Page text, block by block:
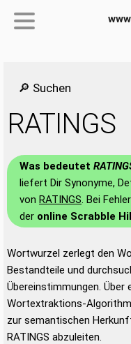
🔎 Suchen
RATINGS
Was bedeutet
liefert Dir Synonyme,
von RATINGS. Bei
der online Scrabble
Wortwurzel zerlegt den
Bestandteile und
Übereinstimmungen.
Wortextraktions-
zur semantischen
RATINGS abzuleiten.